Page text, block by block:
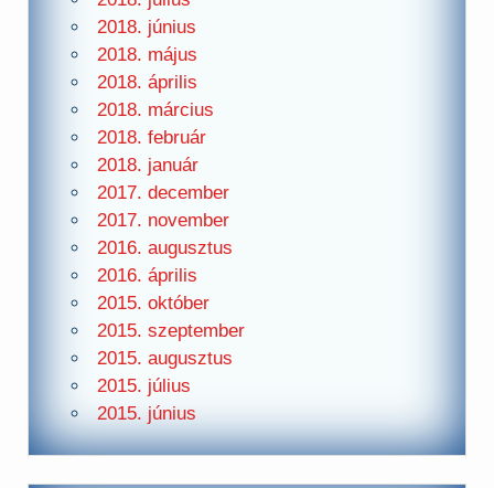
2018. június
2018. május
2018. április
2018. március
2018. február
2018. január
2017. december
2017. november
2016. augusztus
2016. április
2015. október
2015. szeptember
2015. augusztus
2015. július
2015. június